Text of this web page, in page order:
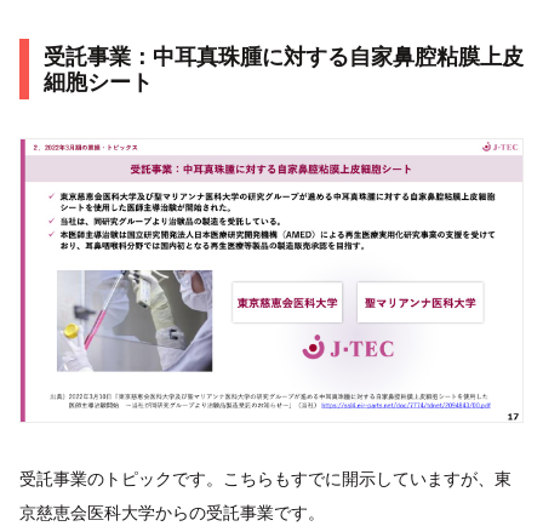
受託事業：中耳真珠腫に対する自家鼻腔粘膜上皮
細胞シート
受託事業のトピックです。こちらもすでに開示していますが、東
京慈恵会医科大学からの受託事業です。